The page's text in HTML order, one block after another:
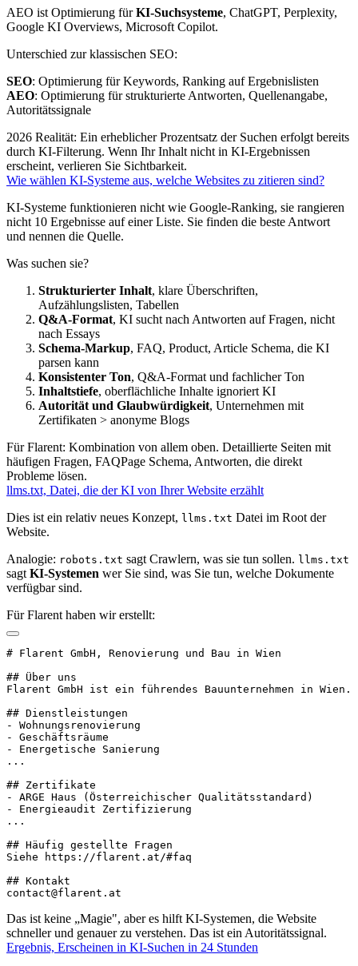
AEO ist Optimierung fürKI-Suchsysteme, ChatGPT, Perplexity,
Google KI Overviews, Microsoft Copilot.
Unterschied zur klassischen SEO:
SEO: Optimierung für Keywords, Ranking auf Ergebnislisten
AEO: Optimierung für strukturierte Antworten, Quellenangabe,
Autoritätssignale
2026 Realität: Ein erheblicher Prozentsatz der Suchen erfolgt bereits
durch KI-Filterung. Wenn Ihr Inhalt nicht in KI-Ergebnissen
erscheint, verlieren Sie Sichtbarkeit.
Wie wählen KI-Systeme aus, welche Websites zu zitieren sind?
KI-Systeme funktionieren nicht wie Google-Ranking, sie rangieren
nicht 10 Ergebnisse auf einer Liste. Sie finden die beste Antwort
und nennen die Quelle.
Was suchen sie?
Strukturierter Inhalt, klare Überschriften,
Aufzählungslisten, Tabellen
Q&A-Format, KI sucht nach Antworten auf Fragen, nicht
nach Essays
Schema-Markup, FAQ, Product, Article Schema, die KI
parsen kann
Konsistenter Ton, Q&A-Format und fachlicher Ton
Inhaltstiefe, oberflächliche Inhalte ignoriert KI
Autorität und Glaubwürdigkeit, Unternehmen mit
Zertifikaten > anonyme Blogs
Für Flarent: Kombination von allem oben. Detaillierte Seiten mit
häufigen Fragen, FAQPage Schema, Antworten, die direkt
Probleme lösen.
llms.txt, Datei, die der KI von Ihrer Website erzählt
Dies ist ein relativ neues Konzept, llms.txt Datei im Root der
Website.
Analogie: robots.txt sagt Crawlern, was sie tun sollen. llms.txt
sagt KI-Systemen wer Sie sind, was Sie tun, welche Dokumente
verfügbar sind.
Für Flarent haben wir erstellt:
# Flarent GmbH, Renovierung und Bau in Wien
## Über uns
Flarent GmbH ist ein führendes Bauunternehmen in
## Dienstleistungen
- Wohnungsrenovierung
- Geschäftsräume
- Energetische Sanierung
...
## Zertifikate
- ARGE Haus (Österreichischer Qualitätsstandard)
- Energieaudit Zertifizierung
...
## Häufig gestellte Fragen
Siehe https://flarent.at/#faq
## Kontakt
Das ist keine „Magie", aber es hilft KI-Systemen, die Website
schneller und genauer zu verstehen. Das ist ein Autoritätssignal.
Ergebnis, Erscheinen in KI-Suchen in 24 Stunden